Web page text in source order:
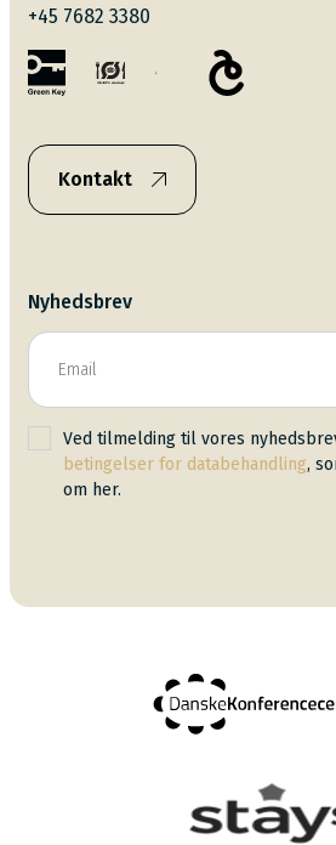
+45 7682 3380
Kontakt
Nyhedsbrev
Ved tilmelding til vores
betingelser for databehandling,
om her.